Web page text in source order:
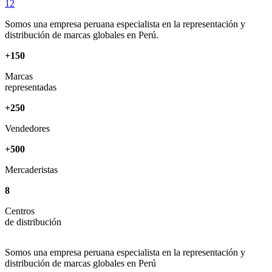
1 2
Somos una empresa peruana especialista en la representación y
distribución de marcas globales en Perú.
+150
Marcas
representadas
+250
Vendedores
+500
Mercaderistas
8
Centros
de distribución
Somos una empresa peruana especialista en la representación y
distribución de marcas globales en Perú